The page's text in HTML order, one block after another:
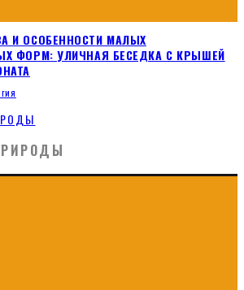
И ОСОБЕННОСТИ МАЛЫХ
ФОРМ: УЛИЧНАЯ БЕСЕДКА С КРЫШЕЙ